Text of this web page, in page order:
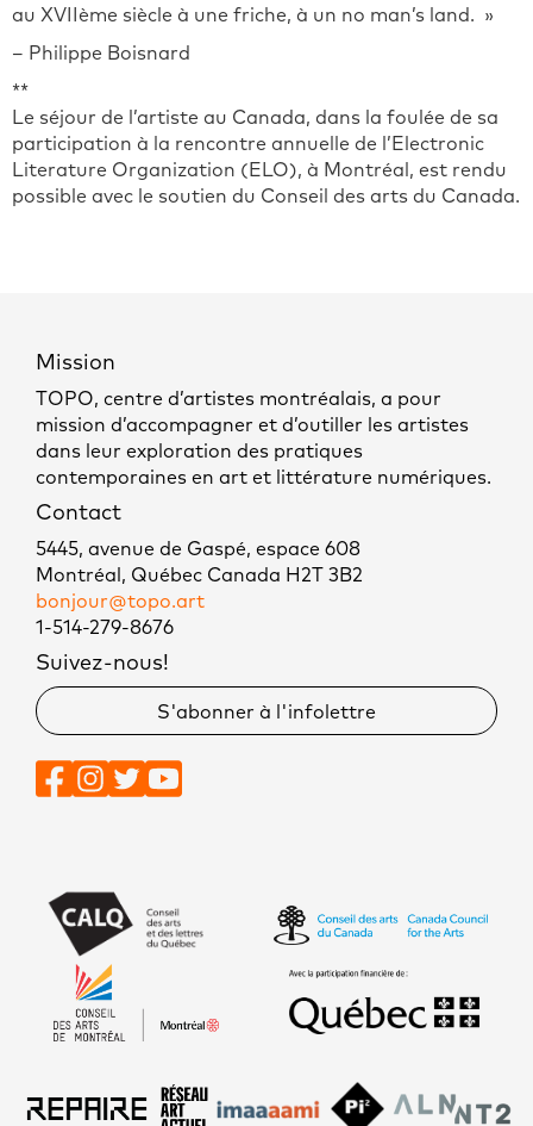
au XVIIème siècle à une friche, à un no man’s land. »
– Philippe Boisnard
**
Le séjour de l’artiste au Canada, dans la foulée de sa
participation à la rencontre annuelle de l’Electronic
Literature Organization (ELO), à Montréal, est rendu
possible avec le soutien du Conseil des arts du Canada.
Mission
TOPO, centre d’artistes montréalais, a pour
mission d’accompagner et d’outiller les artistes
dans leur exploration des pratiques
contemporaines en art et littérature numériques.
Contact
5445, avenue de Gaspé, espace 608
Montréal, Québec Canada H2T 3B2
bonjour@topo.art
1-514-279-8676
Suivez-nous!
S'abonner à l'infolettre